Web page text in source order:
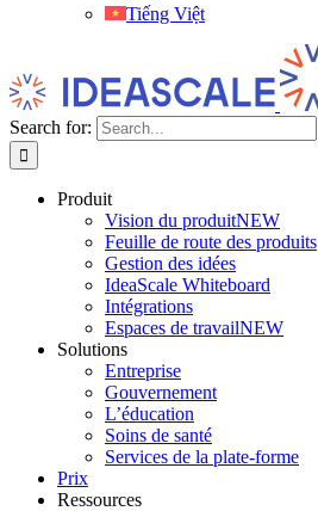
Tiếng Việt
Search for:
Produit
Vision du produitNEW
Feuille de route des produits
Gestion des idées
IdeaScale Whiteboard
Intégrations
Espaces de travailNEW
Solutions
Entreprise
Gouvernement
L’éducation
Soins de santé
Services de la plate-forme
Prix
Ressources